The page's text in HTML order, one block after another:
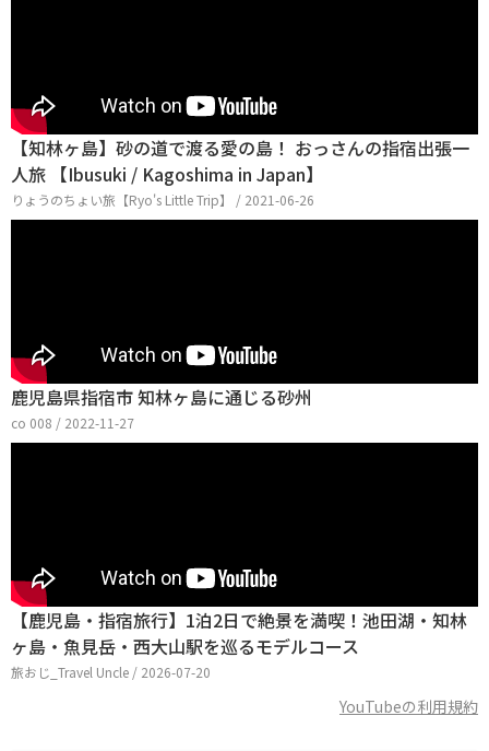
【知林ヶ島】砂の道で渡る愛の島！ おっさんの指宿出張一
人旅 【Ibusuki / Kagoshima in Japan】
りょうのちょい旅【Ryo's Little Trip】 / 2021-06-26
鹿児島県指宿市 知林ヶ島に通じる砂州
co 008 / 2022-11-27
【鹿児島・指宿旅行】1泊2日で絶景を満喫！池田湖・知林
ヶ島・魚見岳・西大山駅を巡るモデルコース
旅おじ_Travel Uncle / 2026-07-20
YouTubeの利用規約